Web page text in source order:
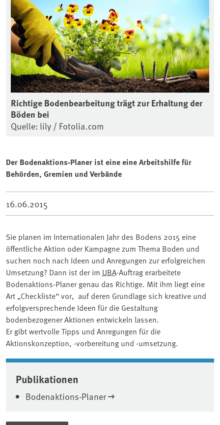
Richtige Bodenbearbeitung trägt zur Erhaltung der
Böden bei
Quelle: lily / Fotolia.com
Der Bodenaktions-Planer ist eine eine Arbeitshilfe für
Behörden, Gremien und Verbände
16.06.2015
Sie planen im Internationalen Jahr des Bodens 2015 eine
öffentliche Aktion oder Kampagne zum Thema Boden und
suchen noch nach Ideen und Anregungen zur erfolgreichen
Umsetzung? Dann ist der im UBA-Auftrag erarbeitete
Bodenaktions-Planer genau das Richtige. Mit ihm liegt eine
Art „Checkliste“ vor, auf deren Grundlage sich kreative und
erfolgversprechende Ideen für die Gestaltung
bodenbezogener Aktionen entwickeln lassen.
Er gibt wertvolle Tipps und Anregungen für die
Aktionskonzeption, -vorbereitung und -umsetzung.
Associated content
Publikationen
Bodenaktions-Planer